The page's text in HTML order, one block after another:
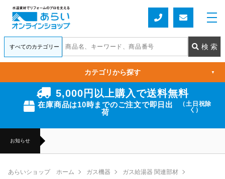
5,000円以上購入で送料無料
在庫商品は10時までのご注文で即日出
荷
（土日祝除
く）
お知らせ
カテゴリから探す ▼
あらいショップ ホーム ガス機器
ガス給湯器 関連部材